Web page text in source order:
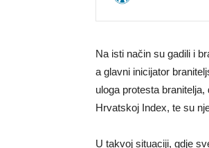
Na isti način su gadili i
a glavni inicijator
uloga protesta
Hrvatskoj Index, te su
U takvoj situaciji, gdje